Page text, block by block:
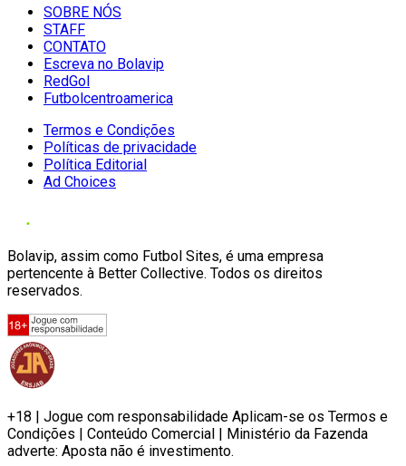
SOBRE NÓS
STAFF
CONTATO
Escreva no Bolavip
RedGol
Futbolcentroamerica
Termos e Condições
Políticas de privacidade
Política Editorial
Ad Choices
Bolavip, assim como Futbol Sites, é uma empresa
pertencente à Better Collective. Todos os direitos
reservados.
+18 | Jogue com responsabilidade Aplicam-se os Termos e
Condições | Conteúdo Comercial | Ministério da Fazenda
adverte: Aposta não é investimento.